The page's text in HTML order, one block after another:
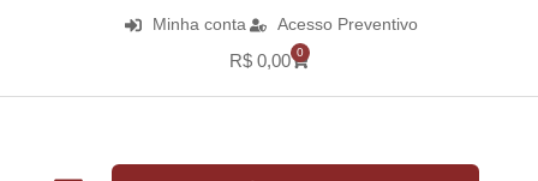
Minha conta Acesso Preventivo
R$ 0,00 0